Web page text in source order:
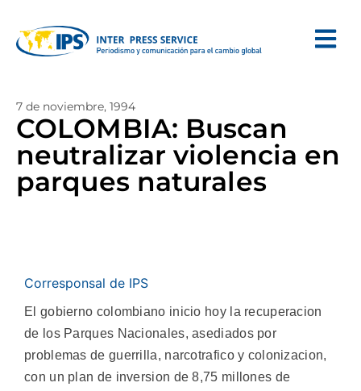
7 de noviembre, 1994
COLOMBIA: Buscan
neutralizar violencia en
parques naturales
Corresponsal de IPS
El gobierno colombiano inicio hoy la recuperacion
de los Parques Nacionales, asediados por
problemas de guerrilla, narcotrafico y colonizacion,
con un plan de inversion de 8,75 millones de